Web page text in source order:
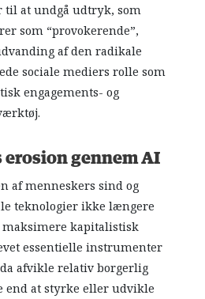
til at undgå udtryk, som
som “provokerende”,
af den radikale
sociale mediers rolle som
engagements- og
gennem AI
af menneskers sind og
teknologier ikke længere
kapitalistisk
essentielle instrumenter
afvikle relativ borgerlig
end at styrke eller udvikle